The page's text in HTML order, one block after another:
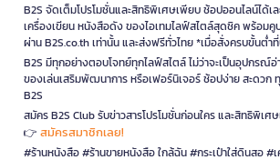
B2S จัดเต็มโปรโมชั่นและสิทธิพิเศษเพียบ ช้อปออนไลน์ได้
เครื่องเขียน หนังสือดัง ของไอเทมไลฟ์สไตล์สุดชิค พร้อม
ผ่าน B2S.co.th เท่านั้น และส่งฟรีทั่วไทย *เมื่อสั่งครบขั้นต่ำ
B2S มีทุกอย่างตอบโจทย์ทุกไลฟ์สไตล์ ไม่ว่าจะเป็นอุปกรณ์อ่
ของเล่นเสริมพัฒนาการ หรือเฟอร์นิเจอร์ ช้อปง่าย สะดวก
B2S
สมัคร B2S Club รับข่าวสารโปรโมชั่นก่อนใคร และสิทธิพิเศ
👉 สมัครสมาชิกเลย!
#ร้านหนังสือ #ร้านขายหนังสือ ใกล้ฉัน #กระเป๋าใส่ดินสอ #